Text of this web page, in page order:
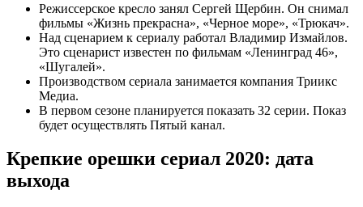
Режиссерское кресло занял Сергей Щербин. Он снимал
фильмы «Жизнь прекрасна», «Черное море», «Трюкач».
Над сценарием к сериалу работал Владимир Измайлов.
Это сценарист известен по фильмам «Ленинград 46»,
«Шугалей».
Производством сериала занимается компания Триикс
Медиа.
В первом сезоне планируется показать 32 серии. Показ
будет осуществлять Пятый канал.
Крепкие орешки сериал 2020: дата
выхода